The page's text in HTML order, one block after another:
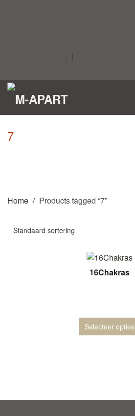
7
Home Products tagged “7”
16Chakras
Selecteer opties